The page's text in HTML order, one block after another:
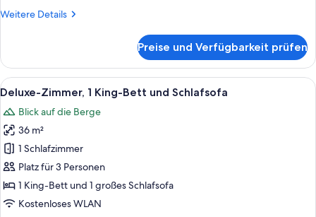
Weitere Details
Weitere
Zimmer,
Queen-
Preise und Verfügbarkeit prüfen
Alle
Fotos
für
Deluxe-
Zimmer,
1 King-
Bett
und
Ein modernes Hotelzimmer mit
6
Deluxe-Zimmer, 1 King-Bett und Schlafsofa
Blick auf die Berge
36 m²
1 Schlafzimmer
Platz für 3 Personen
1 King-Bett und 1 großes Schlafsofa
Kostenloses WLAN